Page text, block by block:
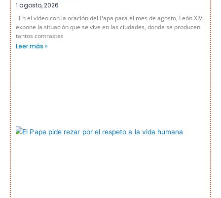
1 agosto, 2026
En el vídeo con la oración del Papa para el mes de agosto, León XIV
expone la situación que se vive en las ciudades, donde se producen
tantos contrastes
Leer más »